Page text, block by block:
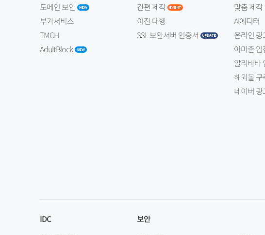
도메인 보안
부가서비스
TMCH
AdultBlock
간편 제작
이전 대행
SSL 보안서버 인증서
맞춤 제작
AI에디터
온라인 광
아마존 입
알리바바
해외몰 구
네이버 광
IDC 보안